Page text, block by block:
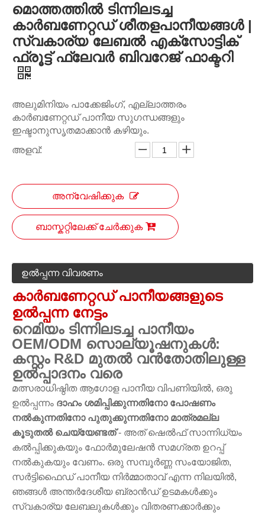
മൊത്തത്തിൽ ടിന്നിലടച്ച
കാർബണേറ്റഡ് ശീതളപാനീയങ്ങൾ |
സ്വകാര്യ ലേബൽ എക്സോട്ടിക്
ഫ്രൂട്ട് ഫ്ലേവർ ബിവറേജ് ഫാക്ടറി
അലുമിനിയം പാക്കേജിംഗ്, എല്ലാത്തരം
കാർബണേറ്റഡ് പാനീയ സുഗന്ധങ്ങളും
ഇഷ്ടാനുസൃതമാക്കാൻ കഴിയും.
അളവ്:
അന്വേഷിക്കുക
ബാസ്കറ്റിലേക്ക് ചേർക്കുക
ഉൽപ്പന്ന വിവരണം
കാർബണേറ്റഡ് പാനീയങ്ങളുടെ
ഉൽപ്പന്ന നേട്ടം
റെമിയം ടിന്നിലടച്ച പാനീയം
OEM/ODM സൊല്യൂഷനുകൾ:
കസ്റ്റം R&D മുതൽ വൻതോതിലുള്ള
ഉൽപ്പാദനം വരെ
മത്സരാധിഷ്ഠിത ആഗോള പാനീയ വിപണിയിൽ, ഒരു
ഉൽപ്പന്നം ദാഹം ശമിപ്പിക്കുന്നതിനോ പോഷണം
നൽകുന്നതിനോ പുതുക്കുന്നതിനോ മാത്രമല്ല
കൂടുതൽ ചെയ്യേണ്ടത്- അത് ഷെൽഫ് സാന്നിധ്യം
കൽപ്പിക്കുകയും ഫോർമുലേഷൻ സമഗ്രത ഉറപ്പ്
നൽകുകയും വേണം. ഒരു സമ്പൂർണ്ണ സംയോജിത,
സർട്ടിഫൈഡ് പാനീയ നിർമ്മാതാവ് എന്ന നിലയിൽ,
ഞങ്ങൾ അന്തർദേശീയ ബ്രാൻഡ് ഉടമകൾക്കും
സ്വകാര്യ ലേബലുകൾക്കും വിതരണക്കാർക്കും